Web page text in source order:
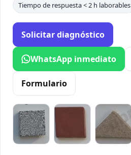
Tiempo de respuesta < 2 h laborables
Solicitar diagnóstico
WhatsApp inmediato
Formulario